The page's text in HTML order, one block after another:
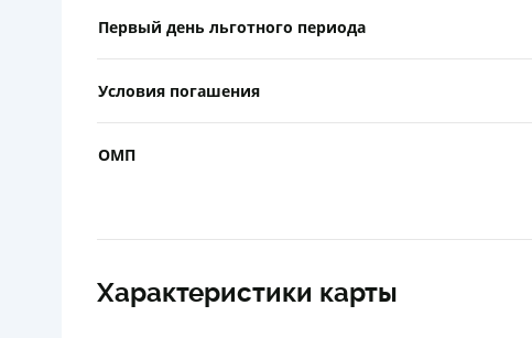
Первый день льготного периода
Условия погашения
ОМП
Характеристики карты